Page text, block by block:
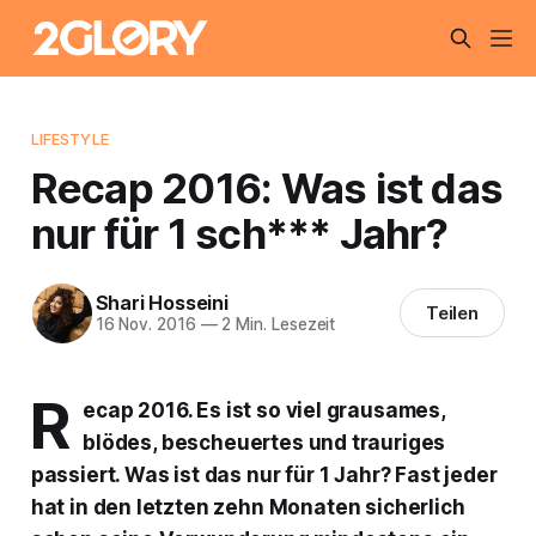
LIFESTYLE
Recap 2016: Was ist das
nur für 1 sch*** Jahr?
Shari Hosseini
16 Nov. 2016 —2 Min. Lesezeit Teilen
R ecap 2016. Es ist so viel grausames,
blödes, bescheuertes und trauriges
passiert. Was ist das nur für 1 Jahr? Fast jeder
hat in den letzten zehn Monaten sicherlich